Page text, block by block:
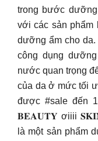
trong bước
với các sản phẩm
dưỡng ẩm cho
công dụng
nước quan trọng
của da ở mức tối
được #sale đến
𝐁𝐄𝐀𝐔𝐓𝐘 ơiiii
là một sản phẩm